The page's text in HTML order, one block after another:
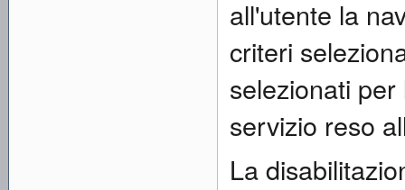
all'utente la
criteri
selezionati
servizio reso
La